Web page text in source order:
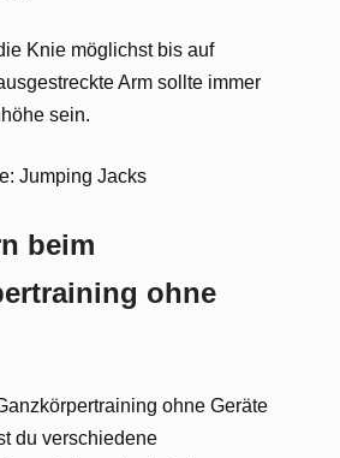
Knie möglichst bis auf
Arm sollte immer
sein.
Jumping Jacks
beim
ohne
ohne Geräte
du verschiedene